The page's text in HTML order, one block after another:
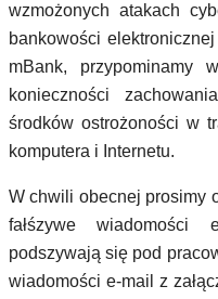
wzmożonych atakach
bankowości
mBank, przypominamy
konieczności
środków ostrożoności w
komputera i Internetu.
W chwili obecnej prosimy
fałśzywe wiadomości
podszywają się pod
wiadomości e-mail z